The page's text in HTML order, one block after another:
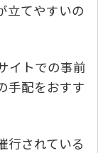
立てやすいの
イトでの事前
手配をおすす
行されている